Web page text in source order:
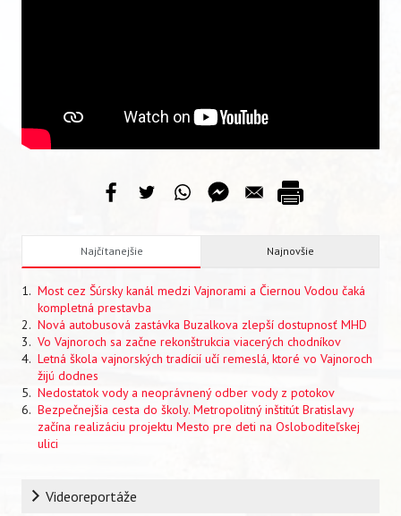
Najčítanejšie Najnovšie
Most cez Šúrsky kanál medzi Vajnorami a Čiernou Vodou čaká
kompletná prestavba
Nová autobusová zastávka Buzalkova zlepší dostupnosť MHD
Vo Vajnoroch sa začne rekonštrukcia viacerých chodníkov
Letná škola vajnorských tradícií učí remeslá, ktoré vo Vajnoroch
žijú dodnes
Nedostatok vody a neoprávnený odber vody z potokov
Bezpečnejšia cesta do školy. Metropolitný inštitút Bratislavy
začína realizáciu projektu Mesto pre deti na Osloboditeľskej
ulici
RubrikaVideoreportáže